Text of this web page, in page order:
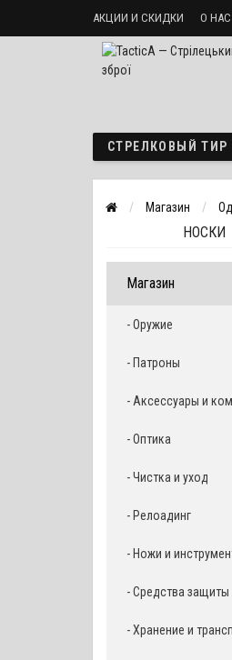
АКЦИИ И СКИДКИ О НАС
Доставка и оплата
СТРЕЛКОВЫЙ ТИР
Магазин
НОСКИ
Магазин
- Оружие
- Патроны
- Аксессуары и
- Оптика
- Чистка и уход
- Релоадинг
- Ножи и
- Средства защиты
- Хранение и